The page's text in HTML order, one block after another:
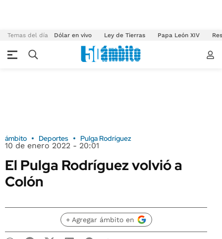
Temas del día Dólar en vivo Ley de Tierras Papa León XIV
ámbito Deportes Pulga Rodríguez
10 de enero 2022 - 20:01
El Pulga Rodríguez volvió a
Colón
+ Agregar ámbito en